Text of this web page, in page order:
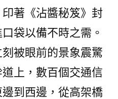
著《沾醬秘笈》封
袋以備不時之需。
被眼前的景象震驚
上，數百個交通信
到西邊，從高架橋